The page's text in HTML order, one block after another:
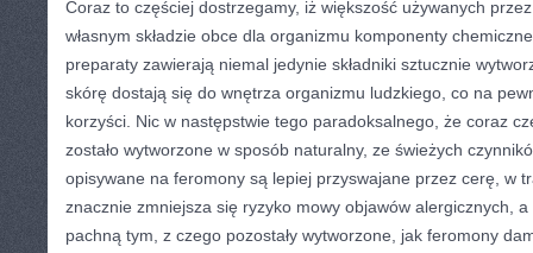
Coraz to częściej dostrzegamy, iż większość używanych
własnym składzie obce dla organizmu komponenty
preparaty zawierają niemal jedynie składniki sztucznie
skórę dostają się do wnętrza organizmu ludzkiego, co na
korzyści. Nic w następstwie tego paradoksalnego, że coraz
zostało wytworzone w sposób naturalny, ze świeżych
opisywane na feromony są lepiej przyswajane przez cerę, w
znacznie zmniejsza się ryzyko mowy objawów alergicznych,
pachną tym, z czego pozostały wytworzone, jak feromony